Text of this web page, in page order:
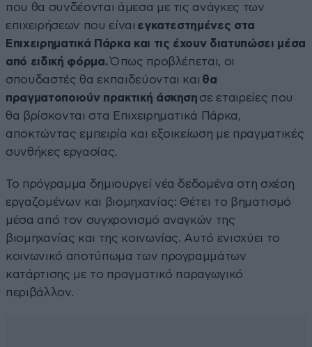
που θα συνδέονται άμεσα με τις ανάγκες των
επιχειρήσεων που είναι εγκατεστημένες στα
Επιχειρηματικά Πάρκα και τις έχουν διατυπώσει μέσα
από ειδική φόρμα.Όπως προβλέπεται, οι
σπουδαστές θα εκπαιδεύονται και θα
πραγματοποιούν πρακτική άσκηση σε εταιρείες που
θα βρίσκονται στα Επιχειρηματικά Πάρκα,
αποκτώντας εμπειρία και εξοικείωση με πραγματικές
συνθήκες εργασίας.
Το πρόγραμμα δημιουργεί νέα δεδομένα στη σχέση
εργαζομένων και βιομηχανίας: Θέτει το βηματισμό
μέσα από τον συγχρονισμό αναγκών της
βιομηχανίας και της κοινωνίας. Αυτό ενισχύει το
κοινωνικό αποτύπωμα των προγραμμάτων
κατάρτισης με το πραγματικό παραγωγικό
περιβάλλον.